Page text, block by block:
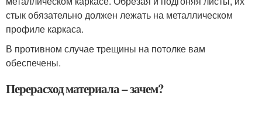
стык обязательно должен лежать на металлическом
профиле каркаса.
В противном случае трещины на потолке вам
обеспечены.
Перерасход материала – зачем?